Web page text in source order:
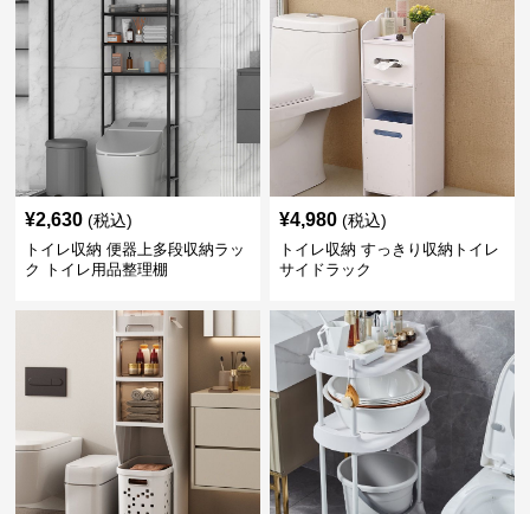
¥2,630 (税込)
トイレ収納 便器上多段収納ラッ
ク トイレ用品整理棚
¥4,980 (税込)
トイレ収納 すっきり収納トイレ
サイドラック